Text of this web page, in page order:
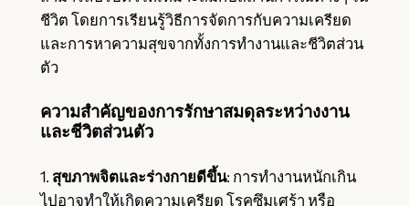
ชีวิต โดยการเรียนรู้วิธีการจัดการกับความเครียด
และการหาความสุขจากทั้งการทำงานและชีวิตส่วน
ตัว
ความสำคัญของการรักษาสมดุลระหว่างงาน
และชีวิตส่วนตัว
1. สุขภาพจิตและร่างกายดีขึ้น: การทำงานหนักเกิน
ไปอาจทำให้เกิดความเครียด โรคซึมเศร้า หรือ